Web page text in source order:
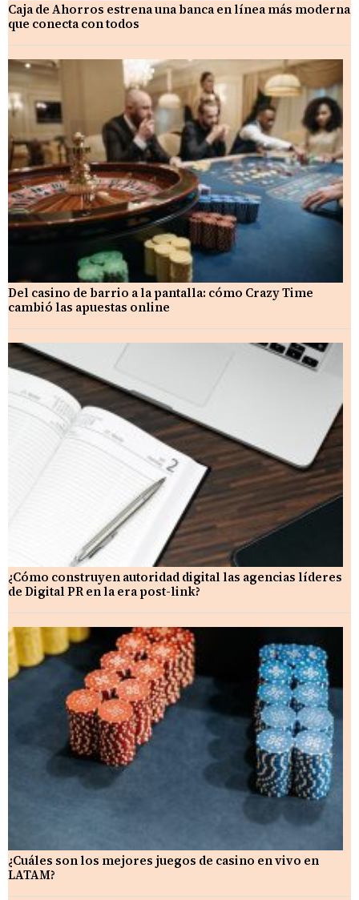
Caja de Ahorros estrena una banca en línea más moderna
que conecta con todos
Del casino de barrio a la pantalla: cómo Crazy Time
cambió las apuestas online
¿Cómo construyen autoridad digital las agencias líderes
de Digital PR en la era post-link?
¿Cuáles son los mejores juegos de casino en vivo en
LATAM?